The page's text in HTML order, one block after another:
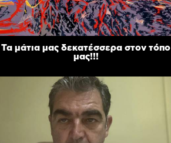
Τα μάτια μας δεκατέσσερα στον τόπο
μας!!!